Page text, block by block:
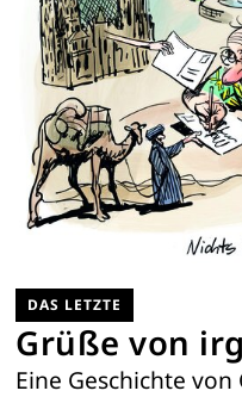
DAS LETZTE
Grüße von
Eine Geschichte